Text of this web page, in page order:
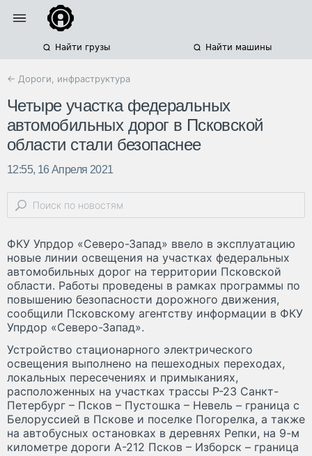
Найти грузы Найти машины
← Дороги, инфраструктура
Четыре участка федеральных
автомобильных дорог в Псковской
области стали безопаснее
12:55, 16 Апреля 2021
ФКУ Упрдор «Северо-Запад» ввело в эксплуатацию
новые линии освещения на участках федеральных
автомобильных дорог на территории Псковской
области. Работы проведены в рамках программы по
повышению безопасности дорожного движения,
сообщили Псковскому агентству информации в ФКУ
Упрдор «Северо-Запад».
Устройство стационарного электрического
освещения выполнено на пешеходных переходах,
локальных пересечениях и примыканиях,
расположенных на участках трассы Р-23 Санкт-
Петербург – Псков – Пустошка – Невель – граница с
Белоруссией в Пскове и поселке Погорелка, а также
на автобусных остановках в деревнях Репки, на 9-м
километре дороги А-212 Псков – Изборск – граница